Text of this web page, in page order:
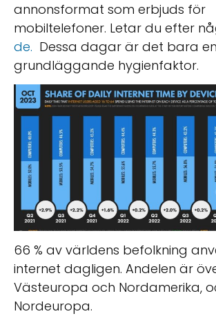
annonsformat som erbjuds för
mobiltelefoner. Letar du efter
de. Dessa dagar är det bara en
grundläggande hygienfaktor.
66 % av världens befolkning
internet dagligen. Andelen är
Västeuropa och Nordamerika,
Nordeuropa.